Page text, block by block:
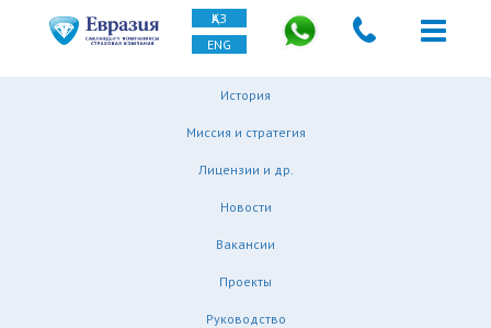
ҚАЗ
ENG
История
Миссия и стратегия
Лицензии и др.
Новости
Вакансии
Проекты
Руководство